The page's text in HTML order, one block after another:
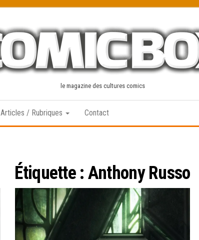
le magazine des cultures comics
Articles / Rubriques Contact
Étiquette : Anthony Russo